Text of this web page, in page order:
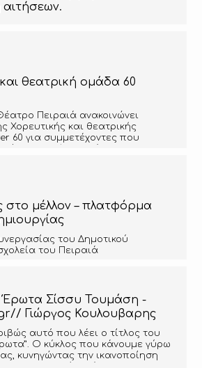
θεατρική ομάδα 60
Πειραιά ανακοινώνει
Χορευτικής και θεατρικής
60 για συμμετέχοντες που
στο μέλλον – πλατφόρμα
του Δημοτικού
του Πειραιά
Έρωτα Σίσσυ Τουμάση -
Γιώργος Κουλουβαρης
αυτό που λέει ο τίτλος του
Ο κύκλος που κάνουμε γύρω
κυνηγώντας την ικανοποίηση